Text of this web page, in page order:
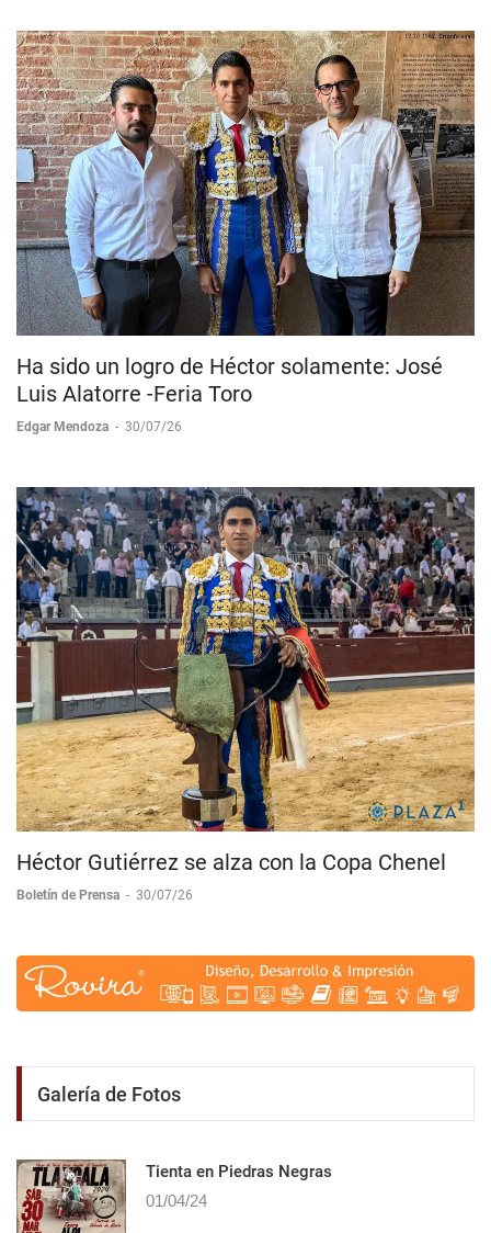
Ha sido un logro de Héctor solamente: José
Luis Alatorre -Feria Toro
Edgar Mendoza - 30/07/26
Héctor Gutiérrez se alza con la Copa Chenel
Boletín de Prensa - 30/07/26
Galería de Fotos
Tienta en Piedras Negras
01/04/24